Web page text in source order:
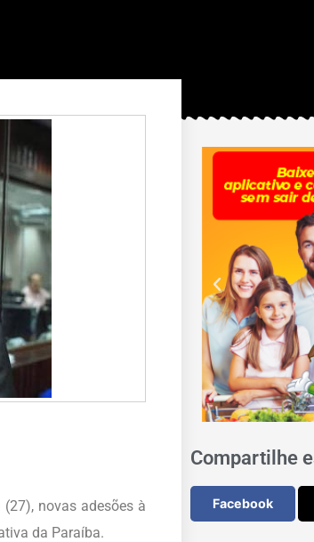
novas adesões à
da Paraíba.
Compartilhe
Facebook